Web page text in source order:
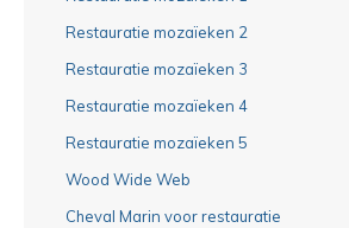
Restauratie mozaïeken 2
Restauratie mozaïeken 3
Restauratie mozaïeken 4
Restauratie mozaïeken 5
Wood Wide Web
Cheval Marin voor restauratie